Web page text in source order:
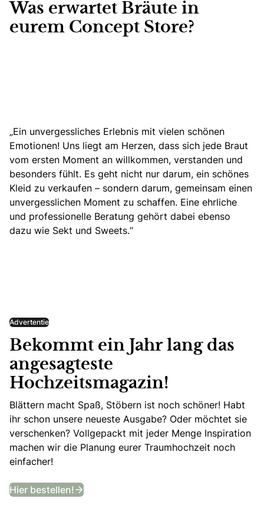
Was erwartet Bräute in
eurem Concept Store?
„Ein unvergessliches Erlebnis mit vielen schönen
Emotionen! Uns liegt am Herzen, dass sich jede Braut
vom ersten Moment an willkommen, verstanden und
besonders fühlt. Es geht nicht nur darum, ein schönes
Kleid zu verkaufen – sondern darum, gemeinsam einen
unvergesslichen Moment zu schaffen. Eine ehrliche
und professionelle Beratung gehört dabei ebenso
dazu wie Sekt und Sweets.“
Advertentie
Bekommt ein Jahr lang das
angesagteste
Hochzeitsmagazin!
Blättern macht Spaß, Stöbern ist noch schöner! Habt
ihr schon unsere neueste Ausgabe? Oder möchtet sie
verschenken? Vollgepackt mit jeder Menge Inspiration
machen wir die Planung eurer Traumhochzeit noch
einfacher!
Hier bestellen! Bekommt ein Jahr lang das